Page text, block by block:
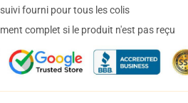
fourni pour tous les colis
complet si le produit n'est pas reçu